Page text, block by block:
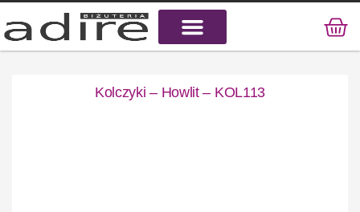
Kolczyki – Howlit – KOL113